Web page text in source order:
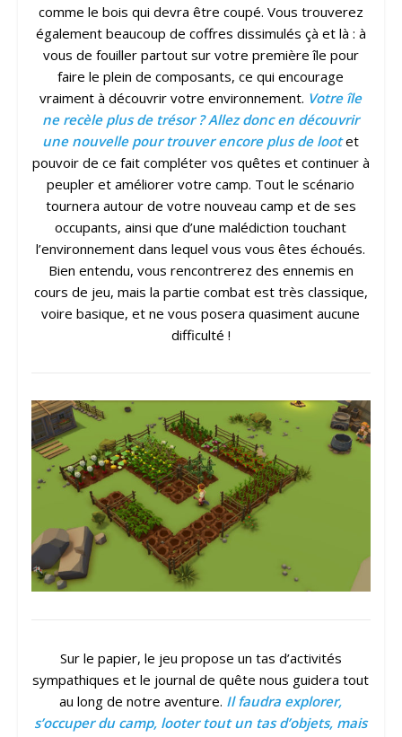
comme le bois qui devra être coupé. Vous trouverez
également beaucoup de coffres dissimulés çà et là : à
vous de fouiller partout sur votre première île pour
faire le plein de composants, ce qui encourage
vraiment à découvrir votre environnement. Votre île
ne recèle plus de trésor ? Allez donc en découvrir
une nouvelle pour trouver encore plus de lootet
pouvoir de ce fait compléter vos quêtes et continuer à
peupler et améliorer votre camp. Tout le scénario
tournera autour de votre nouveau camp et de ses
occupants, ainsi que d’une malédiction touchant
l’environnement dans lequel vous vous êtes échoués.
Bien entendu, vous rencontrerez des ennemis en
cours de jeu, mais la partie combat est très classique,
voire basique, et ne vous posera quasiment aucune
difficulté !
Sur le papier, le jeu propose un tas d’activités
sympathiques et le journal de quête nous guidera tout
au long de notre aventure. Il faudra explorer,
s’occuper du camp, looter tout un tas d’objets, mais